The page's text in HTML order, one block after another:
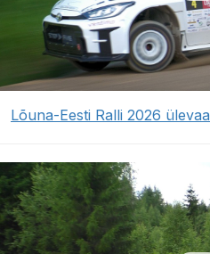
Lõuna-Eesti Ralli 2026